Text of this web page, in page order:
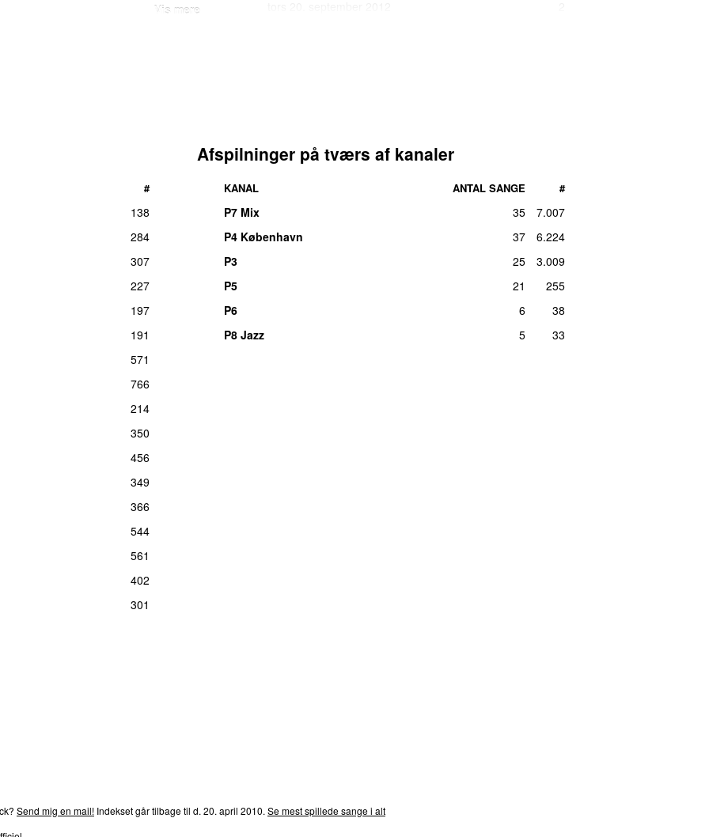
søn 16. december 2012
Vis mere
#
138
284
307
227
197
191
571
766
214
350
456
349
366
544
561
402
301
Afspilninger på tværs af kanaler
KANAL ANTAL SANGE #
P7 Mix 35
7.007
P4 København
37
6.224
P3
25
3.009
P5
21
255
P6
6
38
P8 Jazz
5 33
Send mig en mail! Indekset går tilbage til d. 20. april 2010. Se mest spillede sange i alt